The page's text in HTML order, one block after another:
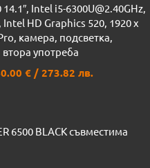
Intel i5-6300U@2.40GHz,
Intel HD Graphics 520, 1920 x
камера, подсветка,
употреба
€ / 273.82 лв.
6500 BLACK съвместима